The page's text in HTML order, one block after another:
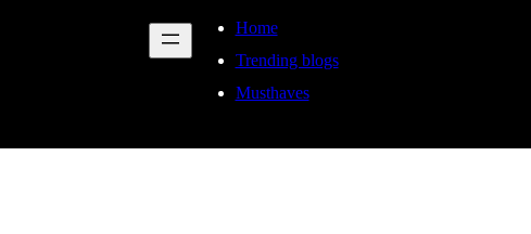
Home
Trending blogs
Musthaves